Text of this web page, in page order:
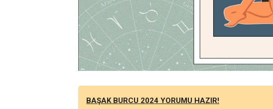
BAŞAK BURCU 2024 YORUMU HAZIR!